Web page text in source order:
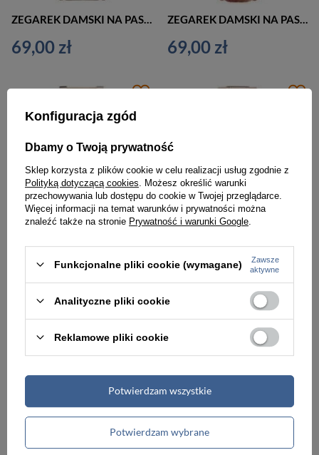
69,00 zł 69,00 zł
179,00 zł 179,00 zł
Konfiguracja zgód
Dbamy o Twoją prywatność
Sklep korzysta z plików cookie w celu realizacji usług zgodnie z
Polityką dotyczącą cookies . Możesz określić warunki
przechowywania lub dostępu do cookie w Twojej przeglądarce.
Więcej informacji na temat warunków i prywatności można
znaleźć także na stronie Prywatność i warunki Google
Funkcjonalne pliki cookie (wymagane)
Zawsze
aktywne
Analityczne pliki cookie
Reklamowe pliki cookie
Potwierdzam wybrane
Potwierdzam wszystkie